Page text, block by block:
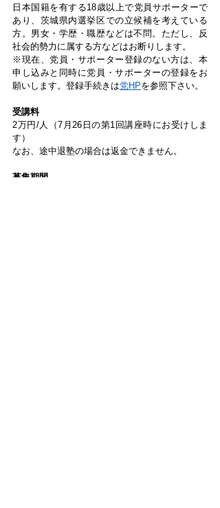
日本国籍を有する18歳以上で党員サポーターで
あり、茨城県内選挙区での立候補を考えている
方。男女・学歴・職歴などは不問。ただし、反
社会的勢力に属する方などはお断りします。
※現在、党員・サポーター登録のない方は、本
申し込みと同時に党員・サポーターの登録をお
願いします。登録手続きは党HPを参照下さい。
受講料
2万円/人（7月26日の第1回講座時にお受けしま
す）
なお、途中退塾の場合は返金できません。
募集期間